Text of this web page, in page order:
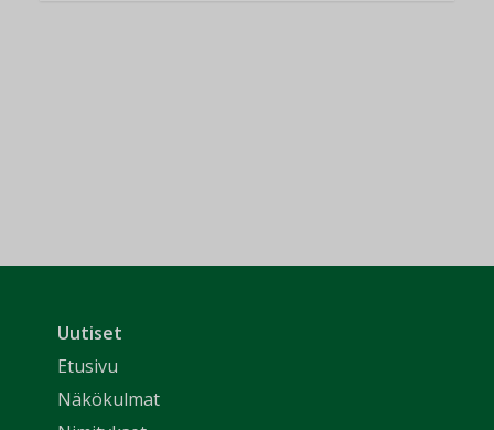
Uutiset
Etusivu
Näkökulmat